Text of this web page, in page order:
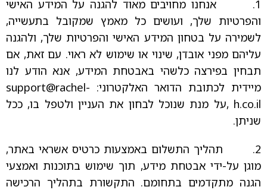
1. אנחנו מחויבים מאוד להגנה על המידע האישי
והפרטיות שלך, ועושים כל מאמץ שמקובל בתעשייה,
לשמירה על בטחון המידע האישי והפרטיות שלך, ולהגנה
עליהם מפני אובדן, שינוי או שימוש לא ראוי. עם זאת, אם
תבחין בפירצה כלשהי באבטחת המידע, אנא הודע לנו
מיידית לכתובת הדואר האלקטרוני: support@rachel-
h.co.il ,על מנת שנוכל לבחון את העניין ולטפל בו, ככל
שניתן.
2. תהליך התשלום באמצעות כרטיס אשראי באתר,
מוגן על-ידי אבטחת מידע, תוך שימוש בתוכנות ואמצעי
הגנה מתקדמים בתחומם. התקשורת בתהליך הרכישה